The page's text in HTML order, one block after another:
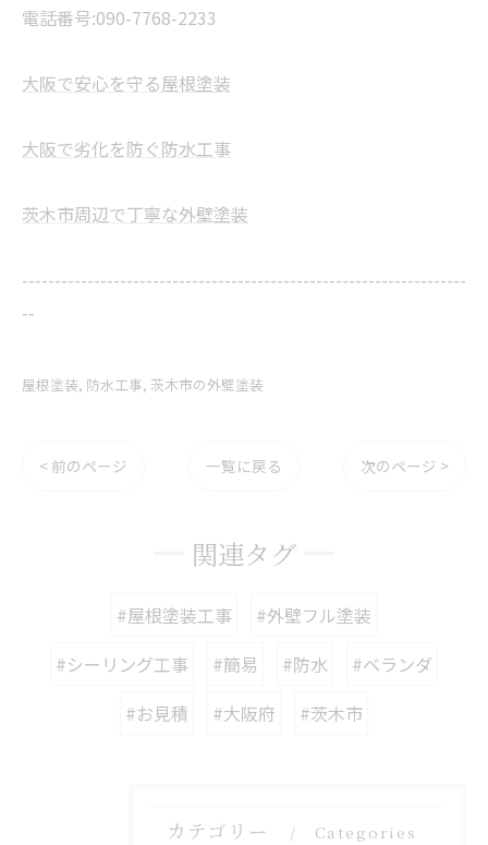
電話番号:090-7768-2233
大阪で安心を守る屋根塗装
大阪で劣化を防ぐ防水工事
茨木市周辺で丁寧な外壁塗装
--------------------------------------------------------------------
--
屋根塗装 防水工事 茨木市の外壁塗装
< 前のページ 一覧に戻る 次のページ >
関連タグ
#屋根塗装工事
#外壁フル塗装
#シーリング工事
#簡易 #防水
#ベランダ
#お見積
#大阪府 #茨木市
カテゴリー Categories